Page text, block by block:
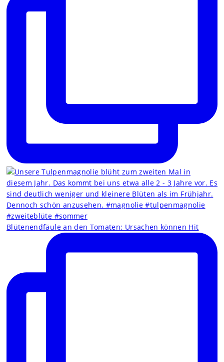
Blütenendfäule an den Tomaten: Ursachen können Hit